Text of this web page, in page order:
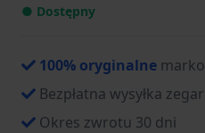
● Dostępny
100% oryginalne
Bezpłatna wysyłka
Okres zwrotu 30 dni